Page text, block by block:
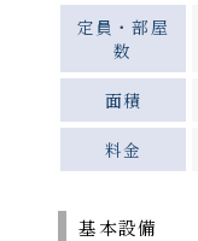
定員・部屋
数
面積
料金
基本設備